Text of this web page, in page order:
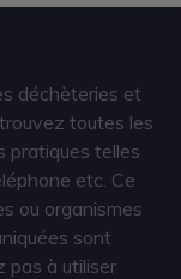
déchèteries et
toutes les
pratiques telles
etc. Ce
ou organismes
sont
pas à utiliser